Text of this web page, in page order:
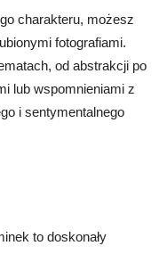
charakteru, możesz
fotografiami.
od abstrakcji po
lub wspomnieniami z
i sentymentalnego
to doskonały